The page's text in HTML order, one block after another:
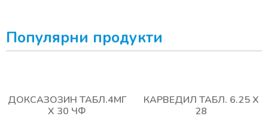
Популярни продукти
ДОКСАЗОЗИН ТАБЛ.4МГ
Х 30 ЧФ
КАРВЕДИЛ ТАБЛ. 6.25 Х
28